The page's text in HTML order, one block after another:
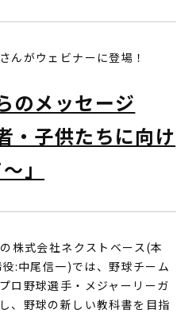
んがウェビナーに登場！
のメッセージ
・子供たちに向け
」
株式会社ネクストベース(本
:中尾信一)では、野球チーム
ロ野球選手・メジャーリーガ
、野球の新しい教科書を目指